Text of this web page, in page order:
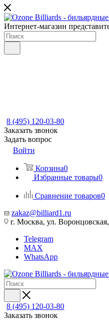
Интернет-магазин
8 (495) 120-03-80
Заказать звонок
Задать вопрос
Войти
Корзина0
Избранные товары0
Сравнение товаров0
zakaz@billiard1.ru
г. Москва, ул.
Telegram
MAX
WhatsApp
8 (495) 120-03-80
Заказать звонок